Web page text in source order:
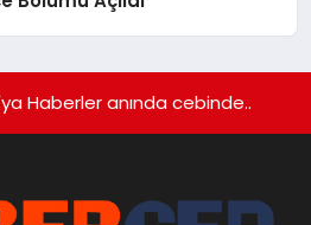
Haberler anında cebinde..